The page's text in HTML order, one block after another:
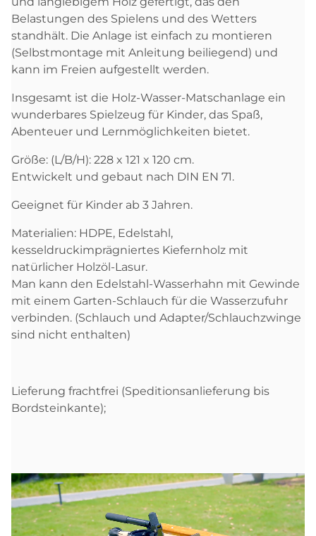
Belastungen des Spielens und des Wetters
standhält. Die Anlage ist einfach zu montieren
(Selbstmontage mit Anleitung beiliegend) und
kann im Freien aufgestellt werden.
Insgesamt ist die Holz-Wasser-Matschanlage ein
wunderbares Spielzeug für Kinder, das Spaß,
Abenteuer und Lernmöglichkeiten bietet.
Größe: (L/B/H): 228 x 121 x 120 cm.
Entwickelt und gebaut nach DIN EN 71.
Geeignet für Kinder ab 3 Jahren.
Materialien: HDPE, Edelstahl,
kesseldruckimprägniertes Kiefernholz mit
natürlicher Holzöl-Lasur.
Man kann den Edelstahl-Wasserhahn mit Gewinde
mit einem Garten-Schlauch für die Wasserzufuhr
verbinden. (Schlauch und Adapter/Schlauchzwinge
sind nicht enthalten)
Lieferung frachtfrei (Speditionsanlieferung bis
Bordsteinkante);